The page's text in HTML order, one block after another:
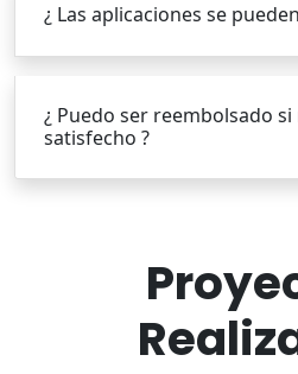
¿ Las aplicaciones se
¿ Puedo ser reembolsado
satisfecho ?